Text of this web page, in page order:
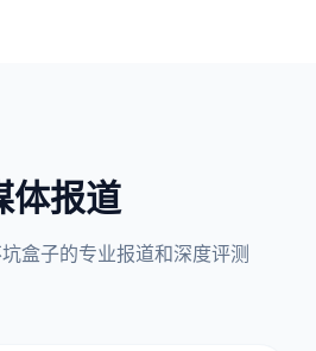
体报道
盒子的专业报道和深度评测